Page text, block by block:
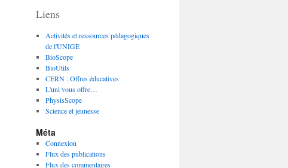
Liens
Activités et ressources pédagogiques
de l'UNIGE
BioScope
BioUtils
CERN : Offres éducatives
L'uni vous offre…
PhysisScope
Science et jeunesse
Méta
Connexion
Flux des publications
Flux des commentaires